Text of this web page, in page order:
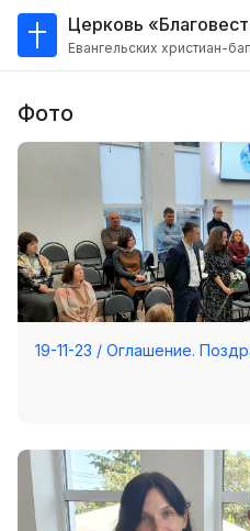
Церковь
Евангельских христиан-
нас
Кто такие баптисты?
Мы на карте
Проповеди
Пасторское наставление
Трансляции
Хор
Фото
19-11-23 / Оглашение.